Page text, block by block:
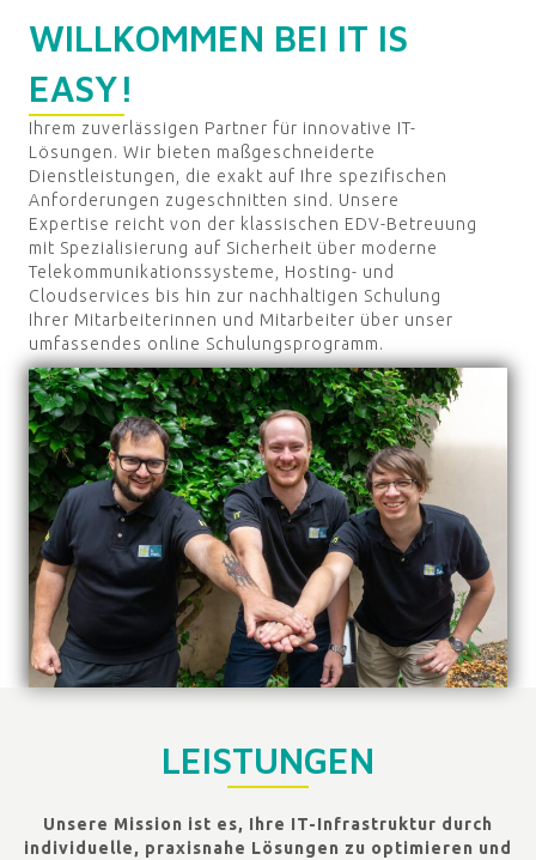
WILLKOMMEN BEI IT IS
EASY!
Ihrem zuverlässigen Partner für innovative IT-
Lösungen. Wir bieten maßgeschneiderte
Dienstleistungen, die exakt auf Ihre spezifischen
Anforderungen zugeschnitten sind. Unsere
Expertise reicht von der klassischen EDV-Betreuung
mit Spezialisierung auf Sicherheit über moderne
Telekommunikationssysteme, Hosting- und
Cloudservices bis hin zur nachhaltigen Schulung
Ihrer Mitarbeiterinnen und Mitarbeiter über unser
umfassendes online Schulungsprogramm.
LEISTUNGEN
Unsere Mission ist es, Ihre IT-Infrastruktur durch
individuelle, praxisnahe Lösungen zu optimieren und